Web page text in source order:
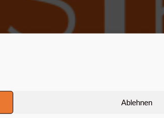
Ablehnen
Hannover,Steueroptimierung